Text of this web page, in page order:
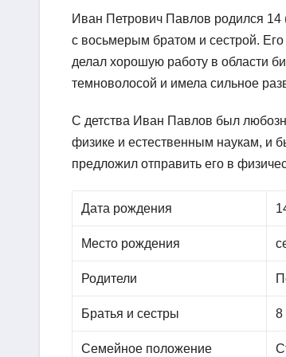
Иван Петрович Павлов родился 14
с восьмерым братом и сестрой.
делал хорошую работу в области
темноволосой и имела сильное
С детства Иван Павлов был
физике и естественным наукам, и
предложил отправить его в
Дата рождения
Место рождения
Родители
Братья и сестры 8
Семейное положение